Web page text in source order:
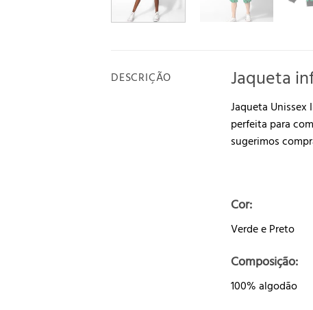
DESCRIÇÃO Jaqueta
Jaqueta
perfeita para
sugerimos
Cor:
Verde e Preto
Composição:
100% algodão